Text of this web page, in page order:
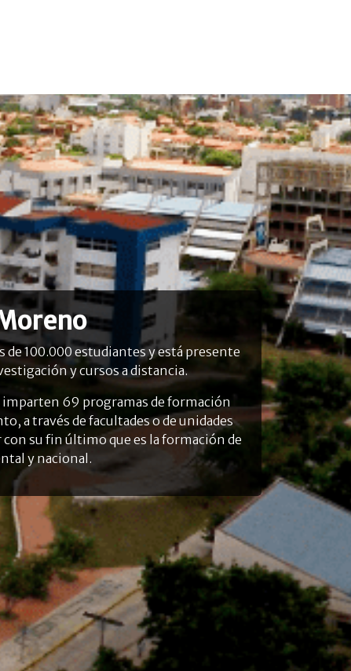
de 100.000 estudiantes y está presente
y cursos a distancia.
imparten 69 programas de formación
a través de facultades o de unidades
con su fin último que es la formación de
y nacional.